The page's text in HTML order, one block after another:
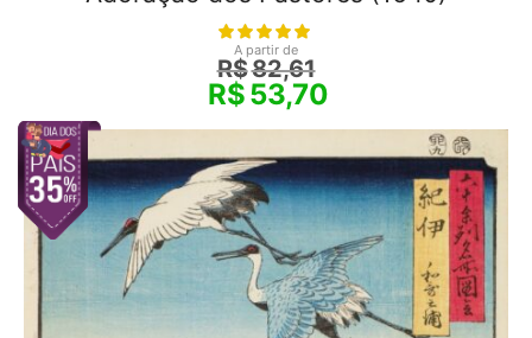
A partir de
R$82,61
R$53,70